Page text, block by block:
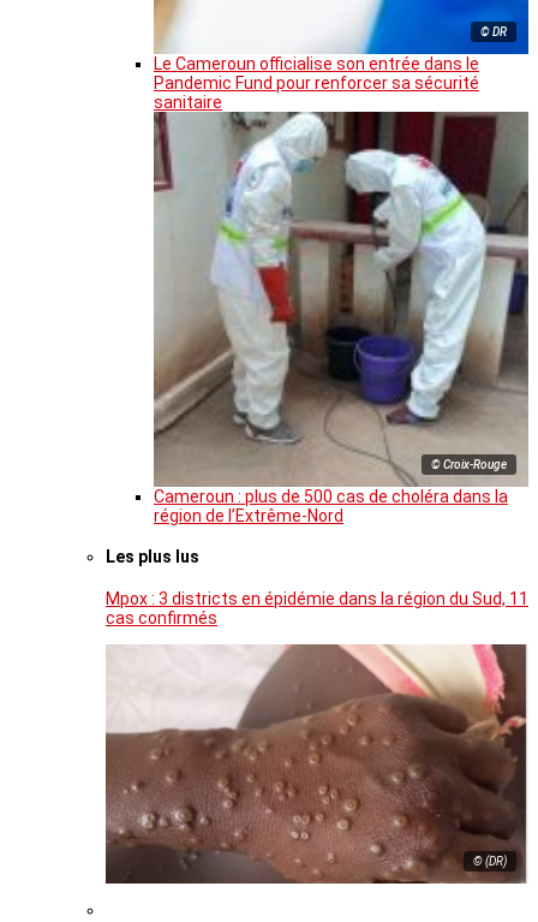
© DR
Le Cameroun officialise son entrée dans le
Pandemic Fund pour renforcer sa sécurité
sanitaire
© Croix-Rouge
Cameroun : plus de 500 cas de choléra dans la
région de l’Extrême-Nord
Les plus lus
Mpox : 3 districts en épidémie dans la région du Sud, 11
cas confirmés
© (DR)